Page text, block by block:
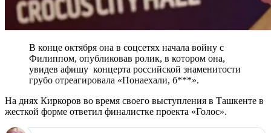
В конце октября она в соцсетях начала войну с
Филиппом, опубликовав ролик, в котором она,
увидев афишу концерта российской знаменитости
грубо отреагировала «Понаехали, б***».
На днях Киркоров во время своего выступления в Ташкенте в
жесткой форме ответил финалистке проекта «Голос».